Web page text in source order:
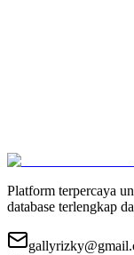
Platform terpercaya
database terlengkap